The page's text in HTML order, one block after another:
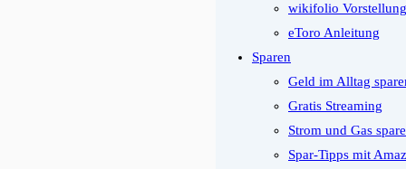
wikifolio Vorstellung
eToro Anleitung
Sparen
Geld im Alltag
Gratis Streaming
Strom und Gas
Spar-Tipps mit